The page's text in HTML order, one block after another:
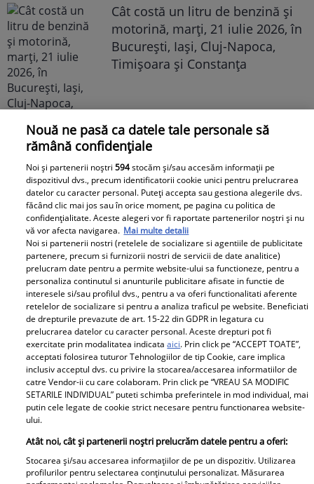
Cât costă un litru de benzină și
motorină, marți, 21 iulie 2026, în
București, Iași, Cluj-Napoca,
Timișoara și Constanța
Avantaje
Ea - 52, el - 29, atât aveau când s-
au îndrăgostit, dar iubirea nu a
rezistat. La 6 luni de la
despărțirea de Octavian Ene, uite
cum a răspuns Daniela Nane la
o întrebare incomodă! ȘAH MAT!
Cabral rupe tăcerea după
divorțul de Andreea Ibacka. „Nu
voce tare. M-a afectat”
Nouă ne pasă ca datele tale personale să
rămână confidențiale
Noi și partenerii noștri594stocăm și/sau accesăm informații pe
dispozitivul dvs., precum identificatorii cookie unici pentru prelucrarea
datelor cu caracter personal. Puteți accepta sau gestiona alegerile dvs.
făcând clic mai jos sau în orice moment, pe pagina cu politica de
confidențialitate. Aceste alegeri vor fi raportate partenerilor noștri și nu
vă vor afecta navigarea. Mai multe detalii
Noi si partenerii nostri (retelele de socializare si agentiile de publicitate
partenere, precum si furnizorii nostri de servicii de date analitice)
prelucram date pentru a permite website-ului sa functioneze, pentru a
personaliza continutul si anunturile publicitare afisate in functie de
interesele si/sau profilul dvs., pentru a va oferi functionalitati aferente
retelelor de socializare si pentru a analiza traficul pe website. Beneficiati
de drepturile prevazute de art. 15-22 din GDPR in legatura cu
prelucrarea datelor cu caracter personal. Aceste drepturi pot fi
exercitate prin modalitatea indicataaici. Prin click pe “ACCEPT TOATE”,
acceptati folosirea tuturor Tehnologiilor de tip Cookie, care implica
inclusiv acceptul dvs. cu privire la stocarea/accesarea informatiilor de
catre Vendor-ii cu care colaboram. Prin click pe “VREAU SA MODIFIC
SETARILE INDIVIDUAL” puteti schimba preferintele in mod individual, mai
putin cele legate de cookie strict necesare pentru functionarea website-
ului.
Atât noi, cât și partenerii noștri prelucrăm datele pentru a oferi:
Stocarea și/sau accesarea informațiilor de pe un dispozitiv. Utilizarea
profilurilor pentru selectarea conținutului personalizat. Măsurarea